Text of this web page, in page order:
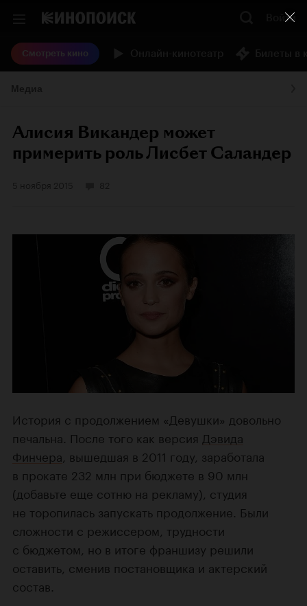
Войти
Смотреть кино
Алисия Викандер может
примерить роль Лисбет Саландер
История с продолжением «Девушки» довольно
печальна. После того как версия Дэвида
Финчера , вышедшая в 2011 году, заработала
в прокате 232 млн при бюджете в 90 млн
(добавьте еще сотню на рекламу), студия
не торопилась запускать продолжение. Были
сложности с режиссером, трудности
с бюджетом, но в итоге франшизу решили
оставить, сменив постановщика и актерский
состав.